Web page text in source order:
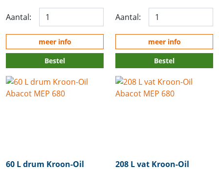
Aantal:
meer info
Bestel
Aantal:
meer info
Bestel
60 L drum Kroon-Oil
208 L vat Kroon-Oil